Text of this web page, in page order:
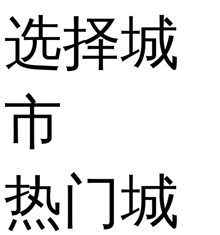
选择城
市
热门城